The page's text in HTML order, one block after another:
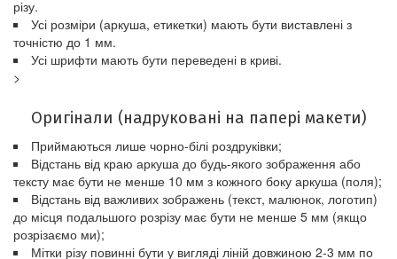
різу.
Усі розміри (аркуша, етикетки) мають бути виставлені з
точністю до 1 мм.
Усі шрифти мають бути переведені в криві.
>
Оригінали (надруковані на папері макети)
Приймаються лише чорно-білі роздруківки;
Відстань від краю аркуша до будь-якого зображення або
тексту має бути не менше 10 мм з кожного боку аркуша (поля);
Відстань від важливих зображень (текст, малюнок, логотип)
до місця подальшого розрізу має бути не менше 5 мм (якщо
розрізаємо ми);
Мітки різу повинні бути у вигляді ліній довжиною 2-3 мм по